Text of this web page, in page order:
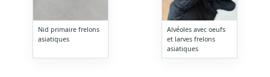
Nid primaire frelons
asiatiques
Alvéoles avec oeufs
et larves frelons
asiatiques